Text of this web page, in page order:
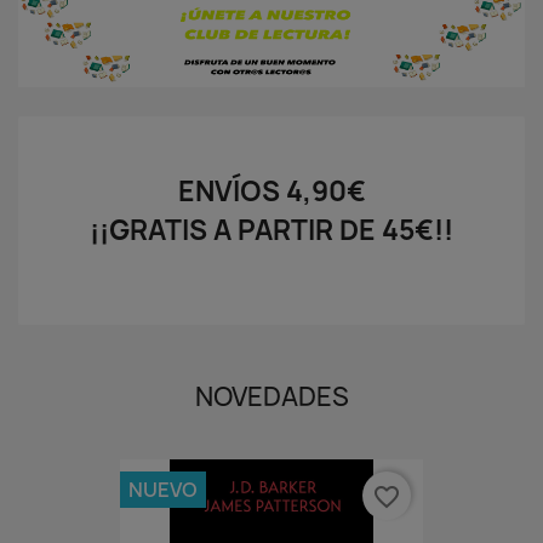
ENVÍOS 4,90€
¡¡GRATIS A PARTIR DE 45€!!
NOVEDADES
NUEVO favorite_border